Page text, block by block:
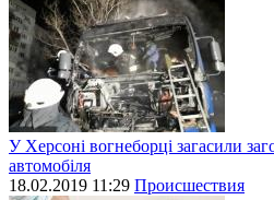
У Херсоні вогнеборці загасили
автомобіля
18.02.2019 11:29 Происшествия